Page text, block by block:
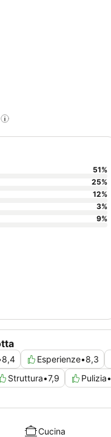
8,4 Esperienze•8,3
Struttura•7,9 Pulizia•
51%
25%
12%
3%
9%
Cucina